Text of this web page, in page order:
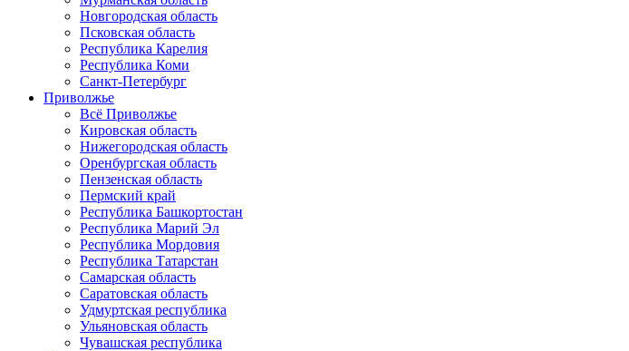
Новгородская область
Псковская область
Республика Карелия
Республика Коми
Санкт-Петербург
Приволжье
Всё Приволжье
Кировская область
Нижегородская область
Оренбургская область
Пензенская область
Пермский край
Республика Башкортостан
Республика Марий Эл
Республика Мордовия
Республика Татарстан
Самарская область
Саратовская область
Удмуртская республика
Ульяновская область
Чувашская республика